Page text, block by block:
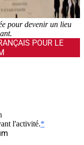
pour devenir un lieu
POUR LE
l'activité.*